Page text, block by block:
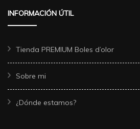
INFORMACIÓN ÚTIL
Tienda PREMIUM Boles d’olor
Sobre mi
¿Dónde estamos?